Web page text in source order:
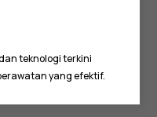
teknologi terkini
yang efektif.